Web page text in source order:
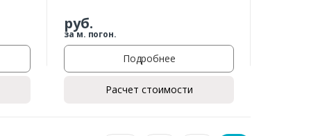
руб.
за м. погон.
Подробнее
Расчет стоимости